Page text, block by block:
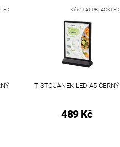
Kód: TA5PBLACKLED
T STOJÁNEK LED A5 ČERNÝ
489 Kč